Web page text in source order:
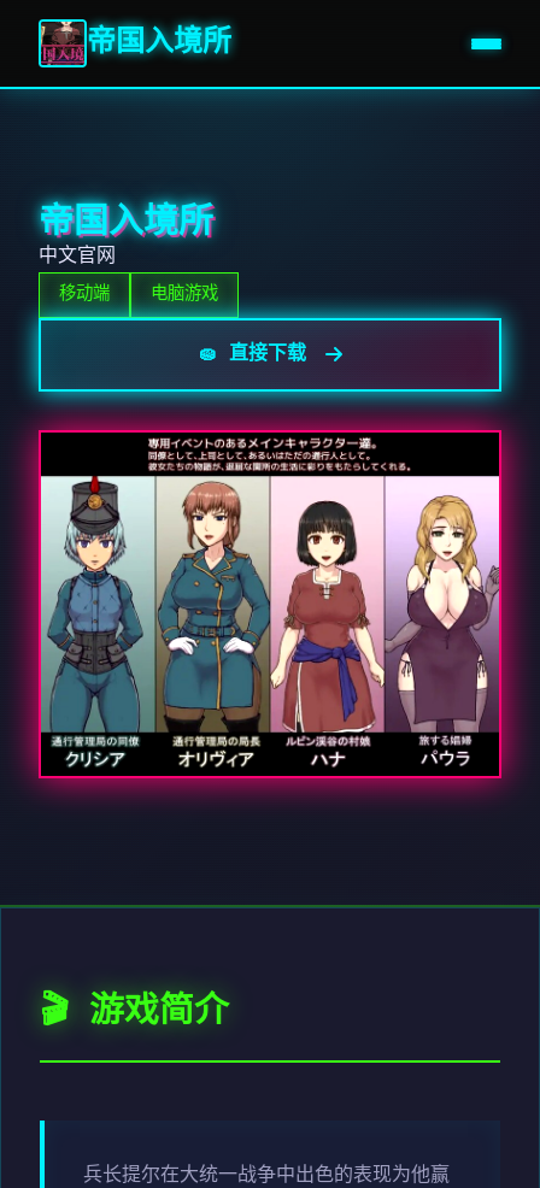
帝国入境所
帝国入境所
中文官网
移动端 电脑游戏
🧽 直接下载
🎬 游戏简介
兵长提尔在大统一战争中出色的表现为他赢